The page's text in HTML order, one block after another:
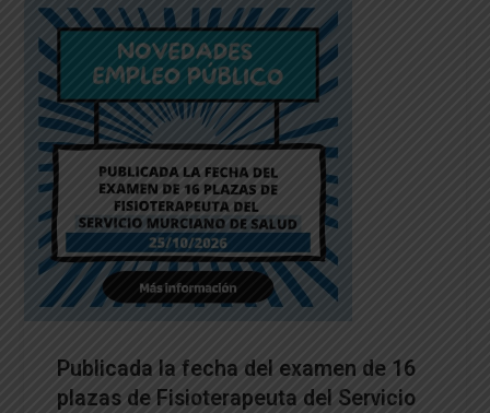
Publicada la fecha del examen de 16
plazas de Fisioterapeuta del Servicio